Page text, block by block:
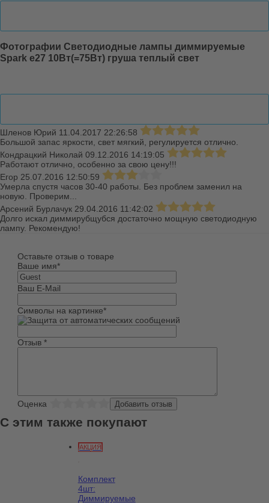
Фотографии Светодиодные лампы диммируемые
Spark е27 10Вт(=75Вт) груша теплый свет
Шленов Юрий 11.04.2017 22:26:58
Большой запас яркости, свет мягкий, регулируется отлично.
Кондрацкий Николай 09.12.2016 14:19:05
Работают отлично, особенно за свою цену!!!
Егор 25.07.2016 12:50:59
Умерла спустя часов 30-40 работы. Без проблем заменил на
новую. Проверим...
Арсений Бурлачук 29.04.2016 11:42:02
Долго искал диммирубщубся достаточно мощную светодиодную
лампу. Рекомендую!
Оставьте отзыв о товаре
Ваше имя*
Ваш E-Mail
Символы на картинке*
Отзыв*
Оценка
С этим также покупают
АКЦИЯ
Комплект
4шт:
Диммируемые